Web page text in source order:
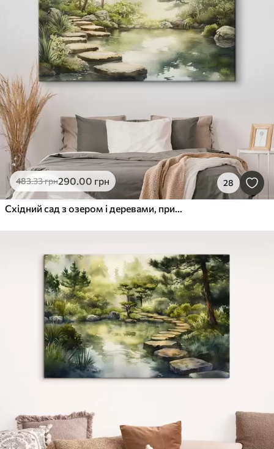
483.33грн290.00 грн 28
Східний сад з озером і деревами, природа, акварельний стиль